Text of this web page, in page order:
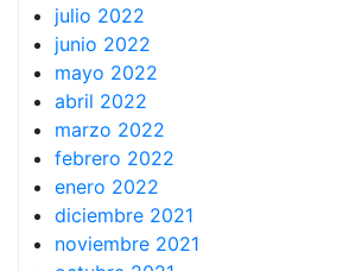
julio 2022
junio 2022
mayo 2022
abril 2022
marzo 2022
febrero 2022
enero 2022
diciembre 2021
noviembre 2021